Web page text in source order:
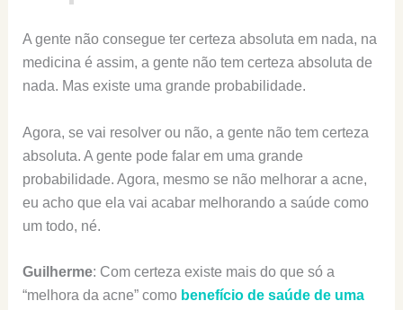
A gente não consegue ter certeza absoluta em nada, na
medicina é assim, a gente não tem certeza absoluta de
nada. Mas existe uma grande probabilidade.
Agora, se vai resolver ou não, a gente não tem certeza
absoluta. A gente pode falar em uma grande
probabilidade. Agora, mesmo se não melhorar a acne,
eu acho que ela vai acabar melhorando a saúde como
um todo, né.
Guilherme: Com certeza existe mais do que só a
“melhora da acne” como benefício de saúde de uma